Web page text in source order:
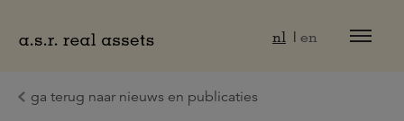
nl en
ga terug naar nieuws en publicaties